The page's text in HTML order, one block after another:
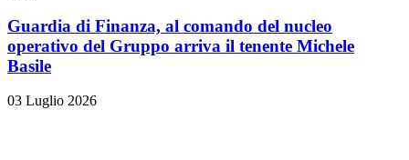
Guardia di Finanza, al comando del nucleo
operativo del Gruppo arriva il tenente Michele
Basile
03 Luglio 2026